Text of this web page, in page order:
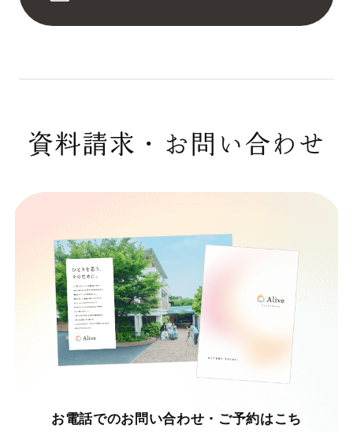
資料請求・お問い合わせ
お電話でのお問い合わせ・ご予約はこち